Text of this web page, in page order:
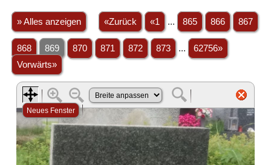
» Alles anzeigen «Zurück «1 ... 865 866 867
868 869 870 871 872 873 ...
62756»
Vorwärts»